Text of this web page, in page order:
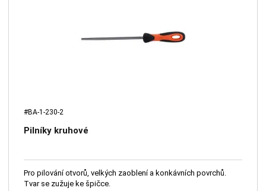
#BA-1-230-2
Pilníky kruhové
Pro pilování otvorů, velkých zaoblení a konkávních povrchů.
Tvar se zužuje ke špičce.